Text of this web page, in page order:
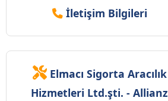
İletişim Bilgileri
Elmacı Sigorta Aracılık
Hizmetleri Ltd.şti. - Allianz